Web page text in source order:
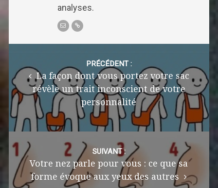
analyses.
navigation
PRÉCÉDENT :
La façon dont vous portez votre sac
révèle un trait inconscient de votre
personnalité
SUIVANT :
Votre nez parle pour vous : ce que sa
forme évoque aux yeux des autres